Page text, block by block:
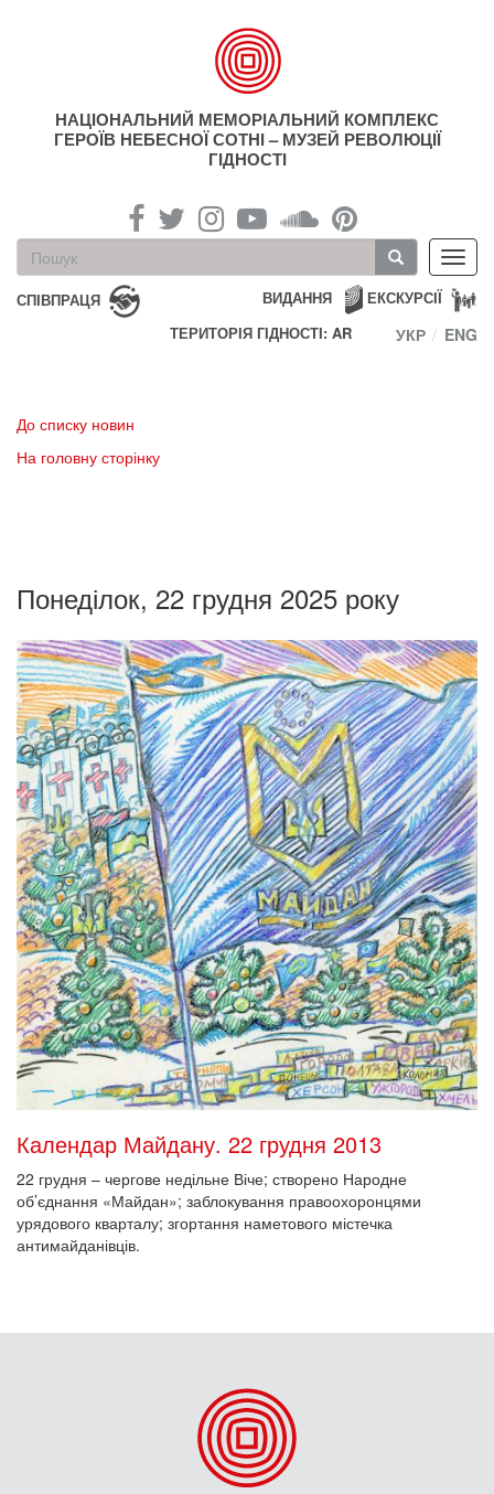
НАЦІОНАЛЬНИЙ МЕМОРІАЛЬНИЙ КОМПЛЕКС
ГЕРОЇВ НЕБЕСНОЇ СОТНІ – МУЗЕЙ РЕВОЛЮЦІЇ
ГІДНОСТІ
Пошукова
форма
Пошук
СПІВПРАЦЯ ЕКСКУРСІЇ
ВИДАННЯ
ТЕРИТОРІЯ ГІДНОСТІ: AR
УКР ENG
До списку новин
На головну сторінку
Понеділок, 22 грудня 2025 року
Календар Майдану. 22 грудня 2013
22 грудня – чергове недільне Віче; створено Народне
об’єднання «Майдан»; заблокування правоохоронцями
урядового кварталу; згортання наметового містечка
антимайданівців.